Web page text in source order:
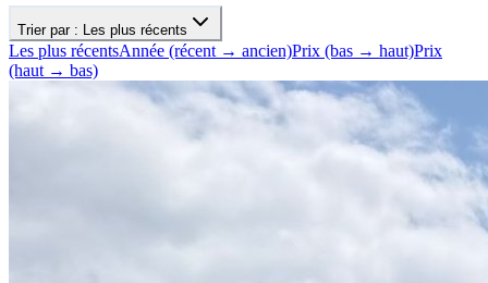
Trier par : Les plus récents
Les plus récentsAnnée (récent → ancien)Prix (bas → haut)Prix
(haut → bas)